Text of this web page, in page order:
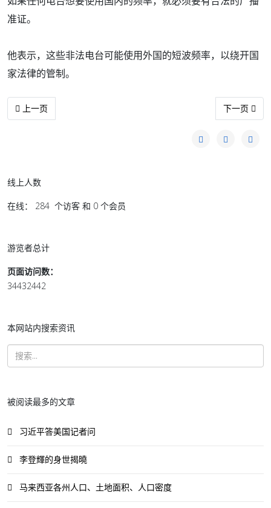
准证。
他表示，这些非法电台可能使用外国的短波频率，以绕开国
家法律的管制。
上一篇文章: 那枚戒指没在我手上
上一页 下一篇文章:
下一页
线上人数
在线： 284 个访客 和 0 个会员
游览者总计
页面访问数：
34432442
本网站内搜索资讯
被阅读最多的文章
习近平答美国记者问
李登輝的身世揭曉
马来西亚各州人口、土地面积、人口密度